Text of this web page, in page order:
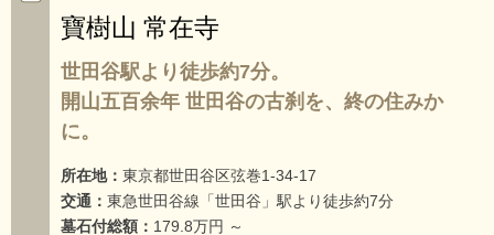
寶樹山 常在寺
世田谷駅より徒歩約7分。
開山五百余年 世田谷の古刹を、終の住みか
に。
所在地： 東京都世田谷区弦巻1-34-17
交通： 東急世田谷線「世田谷」駅より徒歩約7分
墓石付総額： 179.8万円 ～